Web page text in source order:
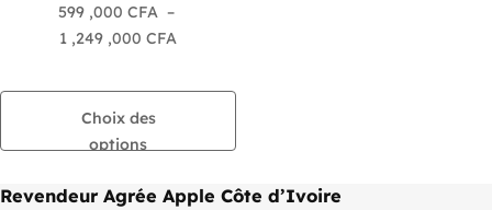
599 ,000 CFA –
1 ,249 ,000CFA
prix :
1
Choix des
options
Revendeur Agrée Apple Côte d’Ivoire